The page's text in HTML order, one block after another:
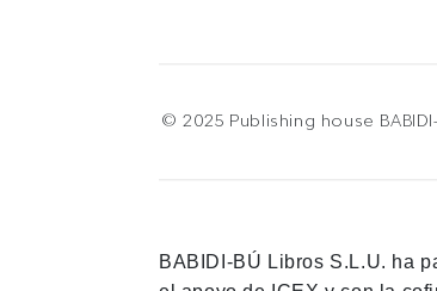
© 2025 Publishing house
BABIDI-BÚ Libros S.L.U. ha